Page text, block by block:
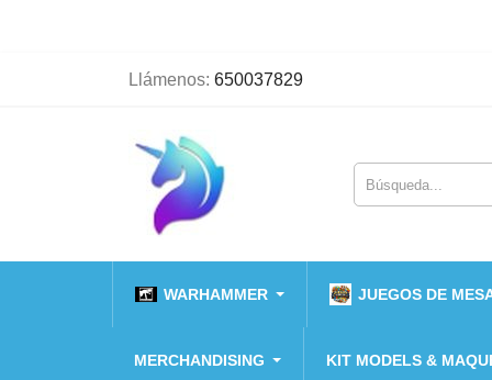
Llámenos: 650037829
WARHAMMER JUEGOS DE
MERCHANDISING KIT MODELS &